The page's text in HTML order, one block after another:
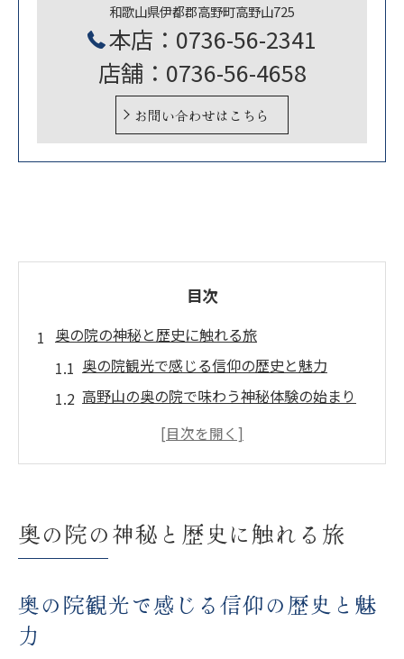
和歌山県伊都郡高野町高野山725
本店：0736-56-2341
店舗：0736-56-4658
お問い合わせはこちら
目次
奥の院の神秘と歴史に触れる旅
奥の院観光で感じる信仰の歴史と魅力
高野山の奥の院で味わう神秘体験の始まり
奥の院の歴史背景と参拝の大切な意味
奥の院観光は杉木立の参道で自然を堪能
奥の院参道で歴史と自然が交わる瞬間
奥の院の神秘と歴史に触れる旅
奥の院観光で感じる信仰の歴史と魅
力